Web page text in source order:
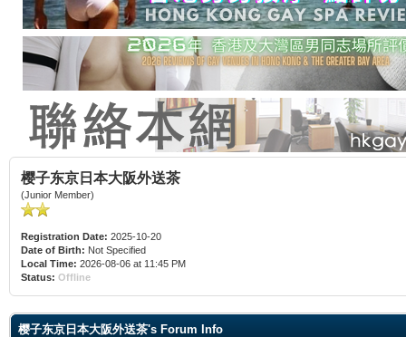
樱子东京日本大阪外送茶
(Junior Member)
Registration Date: 2025-10-20
Date of Birth: Not Specified
Local Time: 2026-08-06 at 11:45 PM
Status: Offline
樱子东京日本大阪外送茶's Forum Info